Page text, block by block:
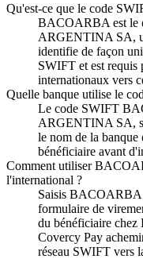
Qu'est-ce que le code
BACOARBA est le
ARGENTINA SA,
identifie de façon
SWIFT et est requis
internationaux vers
Quelle banque utilise le
Le code SWIFT
ARGENTINA SA,
le nom de la banque
bénéficiaire avant
Comment utiliser
l'international ?
Saisis BACOARBA
formulaire de
du bénéficiaire
Covercy Pay
réseau SWIFT vers